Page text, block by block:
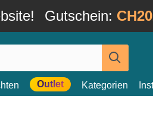
Gutschein:
Outlet Kategorien